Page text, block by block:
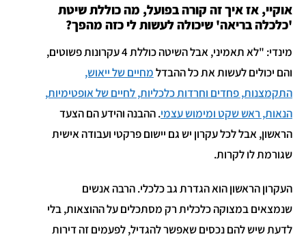
אוקיי, אז איך זה קורה בפועל, מה כוללת שיטת
'כלכלה בריאה' שיכולה לעשות לי כזה מהפך?
מינדי: "לא תאמיני, אבל השיטה כוללת 4 עקרונות פשוטים,
והם יכולים לעשות את כל ההבדלמחיים של ייאוש,
התקמצנות, פחדים וחרדות כלכליות, לחיים של אופטימיות,
הנאות, ראש שקט ומימוש עצמי. ההבנה והידע הם הצעד
הראשון, אבל לכל עקרון יש גם יישום פרקטי ועבודה אישית
שגורמת לו לקרות.
העקרון הראשון הוא הגדרת גב כלכלי. הרבה אנשים
שנמצאים במצוקה כלכלית רק מסתכלים על ההוצאות, בלי
לדעת שיש להם נכסים שאפשר להגדיל, לפעמים זה דירות